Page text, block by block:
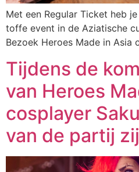
Met een Regular Ticket heb
toffe event in de Aziatische
Bezoek Heroes Made in Asia
Tijdens de
van Heroes
cosplayer
van de partij